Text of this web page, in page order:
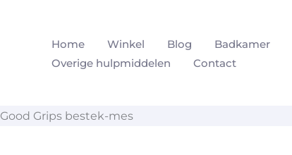
Home Winkel Blog Badkamer
Overige hulpmiddelen
Contact
Good Grips bestek-mes